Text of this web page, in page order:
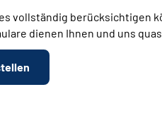
vollständig berücksichtigen
dienen Ihnen und uns